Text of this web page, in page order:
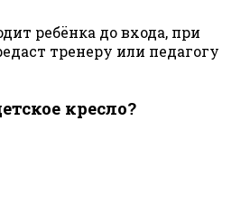
ребёнка до входа, при
тренеру или педагогу
кресло?